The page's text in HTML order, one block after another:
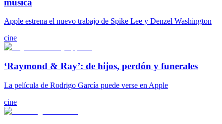
Apple estrena el nuevo trabajo de Spike Lee y Denzel Washington
cine
‘Raymond & Ray’: de hijos, perdón y funerales
La película de Rodrigo García puede verse en Apple
cine